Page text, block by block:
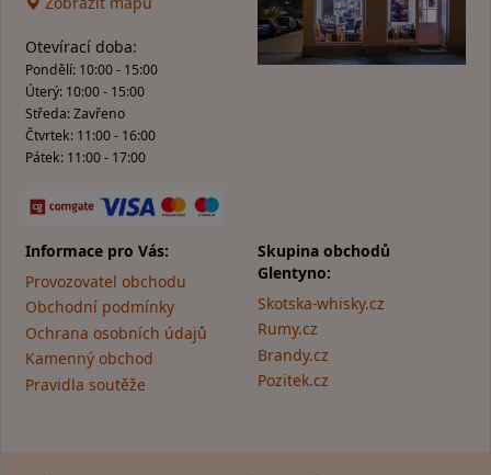
Informace pro Vás:
Provozovatel obchodu
Obchodní podmínky
Ochrana osobních údajů
Kamenný obchod
Pravidla soutěže
Skupina obchodů
Glentyno:
Skotska-whisky.cz
Rumy.cz
Brandy.cz
Pozitek.cz
Otevírací doba:
Pondělí: 10:00 - 15:00
Úterý: 10:00 - 15:00
Středa: Zavřeno
Čtvrtek: 11:00 - 16:00
Pátek: 11:00 - 17:00